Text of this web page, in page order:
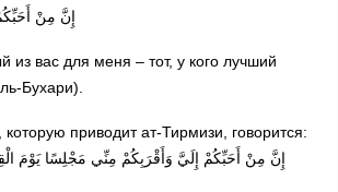
إِنَّ مِنْ
вас для меня – тот, у кого лучший
Бухари).
приводит ат-Тирмизи, говорится:
إِنَّ مِنْ أَحَبِّكُمْ إِلَيَّ وَأَقْرَبِكُمْ مِنِّي مَجْلِسًا يَوْمَ